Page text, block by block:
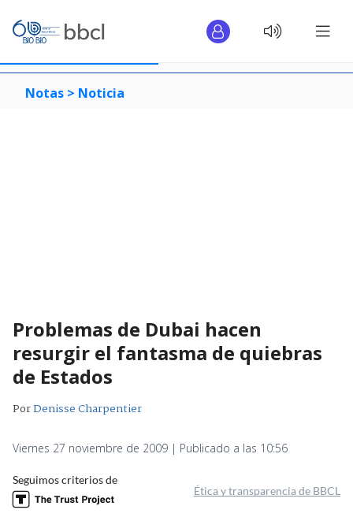
Notas > Noticia
Problemas de Dubai hacen
resurgir el fantasma de quiebras
de Estados
PorDenisse Charpentier
Viernes 27 noviembre de 2009 | Publicado a las 10:56
Seguimos criterios de
Ética y transparencia de BBCL